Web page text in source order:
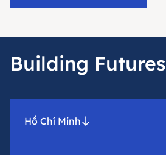
Building Futures
Hồ Chí Minh